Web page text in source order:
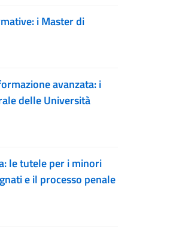
i Master di
avanzata: i
delle Università
le tutele per i minori
e il processo penale